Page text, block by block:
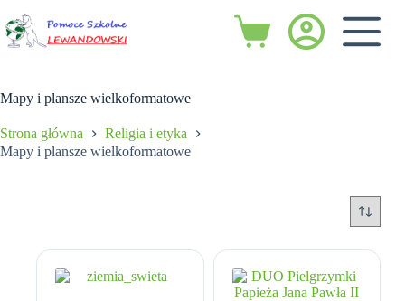
do
treści
Koszyk
Mapy i plansze wielkoformatowe
Strona główna
Religia i etyka
Mapy i plansze wielkoformatowe